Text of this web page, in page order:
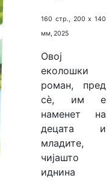
160 стр., 200 х 140
мм, 2025
Овој
еколошки
роман, пред
сè, им е
наменет на
децата и
младите,
чијашто
иднина